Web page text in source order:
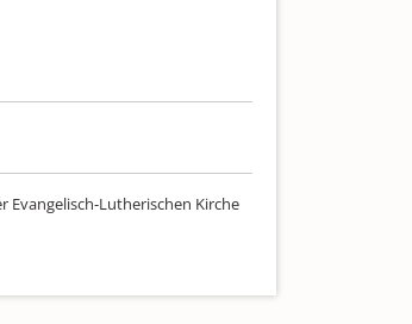
Evangelisch-Lutherischen Kirche